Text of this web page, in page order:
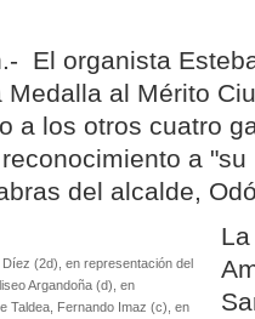
El organista
Medalla al Mérito
a los otros cuatro
a
del alcalde,
(2d), en representación del
Argandoña (d), en
Taldea, Fernando Imaz (c), en